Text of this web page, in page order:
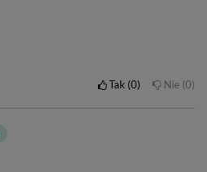
Tak 0 Nie 0